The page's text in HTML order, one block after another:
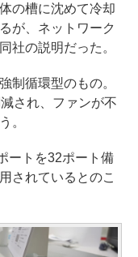
の槽に沈めて冷却
が、ネットワーク
社の説明だった。
制循環型のもの。
され、ファンが不
。
ートを32ポート備
されているとのこ